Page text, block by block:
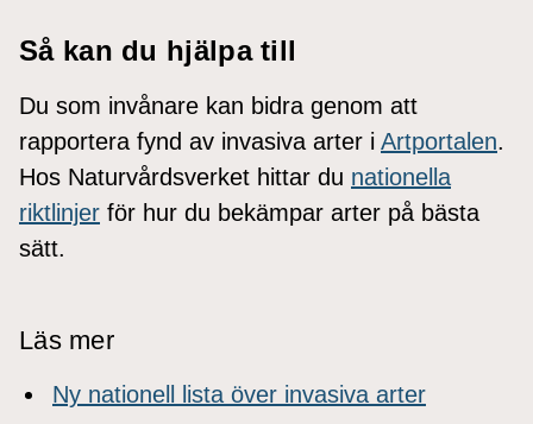
Så kan du hjälpa till
Du som invånare kan bidra genom att
rapportera fynd av invasiva arter i Artportalen.
Hos Naturvårdsverket hittar du nationella
riktlinjer för hur du bekämpar arter på bästa
sätt.
Läs mer
Ny nationell lista över invasiva arter